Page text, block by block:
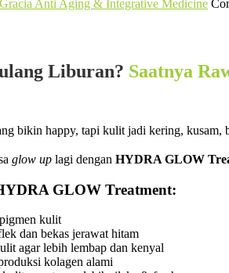
Anti Aging & Integrative Medicine
Liburan? Saatnya
bikin happy, tapi kulit jadi kering, kusam,
glow up lagi dengan HYDRA GLOW
GLOW Treatment:
kulit
dan bekas jerawat hitam
agar lebih lembap dan kenyal
kolagen alami